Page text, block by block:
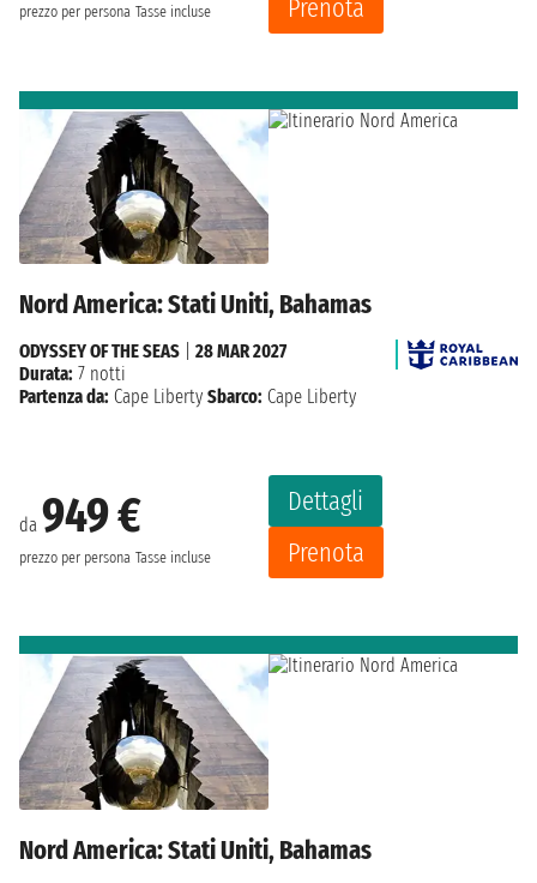
prezzo per persona Tasse incluse
Prenota
Nord America: Stati Uniti, Bahamas
da 949 €
prezzo per persona Tasse incluse
Dettagli
Prenota
ODYSSEY OF THE SEAS
28 MAR 2027
Durata: 7 notti
Partenza da: Cape Liberty Sbarco: Cape Liberty
Nord America: Stati Uniti, Bahamas